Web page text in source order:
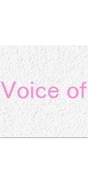
Voice